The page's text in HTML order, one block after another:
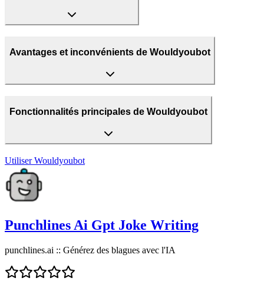
Avantages et inconvénients de Wouldyoubot
Fonctionnalités principales de Wouldyoubot
Utiliser Wouldyoubot
Punchlines Ai Gpt Joke Writing
punchlines.ai :: Générez des blagues avec l'IA